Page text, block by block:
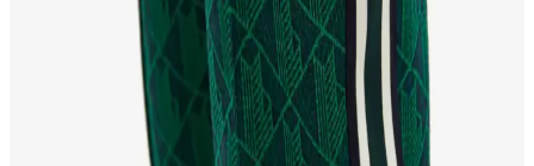
Lacoste Monogram: Moda Dünyasında Zarafetin ve
Sportif Şıklığın İkonik Simgesi
Lacoste monogramı, marka kimliğinin simgesi olarak şıklık ve
sportifliği yansıtarak moda dünyasında önemli bir yer tutar. Modern
tasarımlarla bütünleşen logo, stil ve özgünlüğün temsilcisidir.